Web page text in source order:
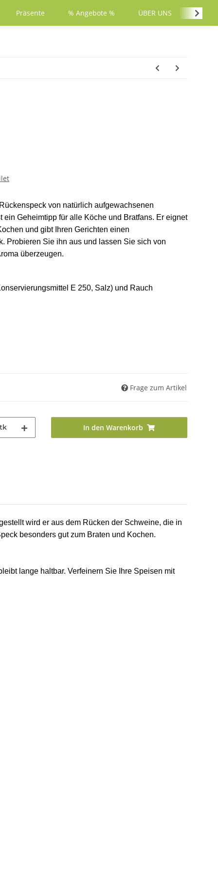
Präsente % Angebote % ÜBER UNS
von natürlich aufgewachsenen
Geheimtipp für alle Köche und Bratfans. Er eignet
und gibt Ihren Gerichten einen
Probieren Sie ihn aus und lassen Sie sich von
überzeugen.
E 250, Salz) und Rauch
Frage zum Artikel
In den Warenkorb
wird er aus dem Rücken der Schweine, die in
besonders gut zum Braten und Kochen.
lange haltbar. Verfeinern Sie Ihre Speisen mit